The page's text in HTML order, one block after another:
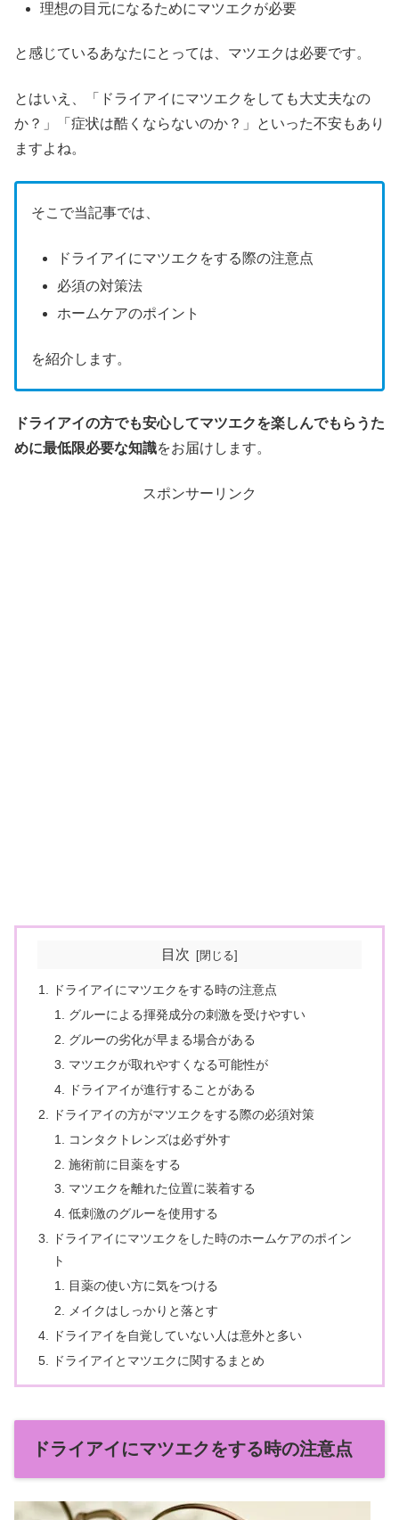
理想の目元になるためにマツエクが必要
と感じているあなたにとっては、マツエクは必要です。
とはいえ、「ドライアイにマツエクをしても大丈夫なの
か？」「症状は酷くならないのか？」といった不安もあり
ますよね。
そこで当記事では、
ドライアイにマツエクをする際の注意点
必須の対策法
ホームケアのポイント
を紹介します。
ドライアイの方でも安心してマツエクを楽しんでもらうた
めに最低限必要な知識をお届けします。
スポンサーリンク
目次
ドライアイにマツエクをする時の注意点
グルーによる揮発成分の刺激を受けやすい
グルーの劣化が早まる場合がある
マツエクが取れやすくなる可能性が
ドライアイが進行することがある
ドライアイの方がマツエクをする際の必須対策
コンタクトレンズは必ず外す
施術前に目薬をする
マツエクを離れた位置に装着する
低刺激のグルーを使用する
ドライアイにマツエクをした時のホームケアのポイン
ト
目薬の使い方に気をつける
メイクはしっかりと落とす
ドライアイを自覚していない人は意外と多い
ドライアイとマツエクに関するまとめ
ドライアイにマツエクをする時の注意点